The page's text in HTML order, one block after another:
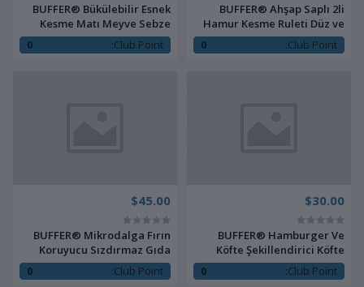
BUFFER® Ahşap Saplı 2li
Hamur Kesme Ruleti Düz ve
Dalgalı Pizza Börek Kesici
Aparatı
Club Point:
0
BUFFER® Bükülebilir Esnek
Kesme Matı Meyve Sebze
Doğrama Kesme Tahtası
20x30 cm
Club Point:
0
$30.00
BUFFER® Hamburger Ve
Köfte Şekillendirici Köfte
Kalıbı Pratik Burger Pres
Aparatı
Club Point:
0
$45.00
BUFFER® Mikrodalga Fırın
Koruyucu Sızdırmaz Gıda
Koruyucu Dayanıklı Yiyecek
Isıtma Kapağı
Club Point:
0